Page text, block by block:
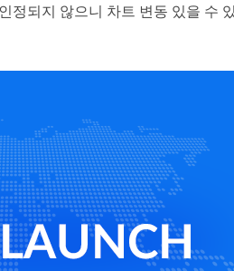
정되지 않으니 차트 변동 있을 수